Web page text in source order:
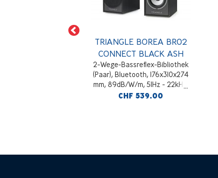
TRIANGLE BOREA BR02
CONNECT BLACK ASH
2-Wege-Bassreflex-Bibliothek
(Paar), Bluetooth, 176x310x274
mm, 89dB/W/m, 51Hz - 22kHz,
HDMI ARC- und USB-B-
CHF 539.00